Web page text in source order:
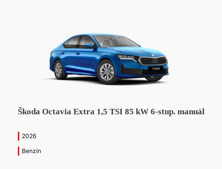
Škoda Octavia Extra 1,5 TSI 85 kW 6-stup. manuál
2026
Benzín